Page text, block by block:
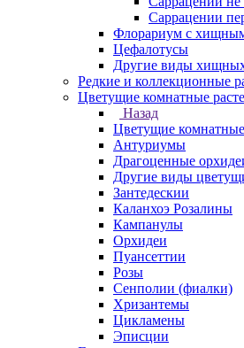
Саррацении
Флорариум с
Цефалотусы
Другие виды
Редкие и коллекционные
Цветущие комнатные
Назад
Цветущие
Антуриумы
Драгоценные
Другие виды
Зантедескии
Каланхоэ Розалины
Кампанулы
Орхидеи
Пуансеттии
Розы
Сенполии (фиалки)
Хризантемы
Цикламены
Эписции